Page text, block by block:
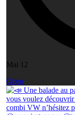
Mai 12
Open